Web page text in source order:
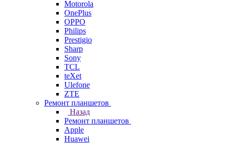
Motorola
OnePlus
OPPO
Philips
Prestigio
Sharp
Sony
TCL
teXet
Ulefone
ZTE
Ремонт планшетов
Назад
Ремонт планшетов
Apple
Huawei